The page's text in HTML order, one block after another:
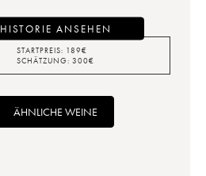
HISTORIE ANSEHEN
STARTPREIS: 189€
SCHÄTZUNG: 300€
ÄHNLICHE WEINE